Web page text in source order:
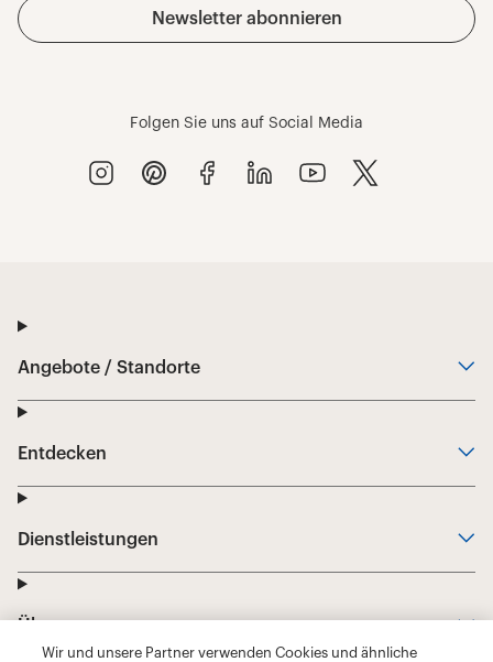
Wir und unsere Partner verwenden Cookies und ähnliche